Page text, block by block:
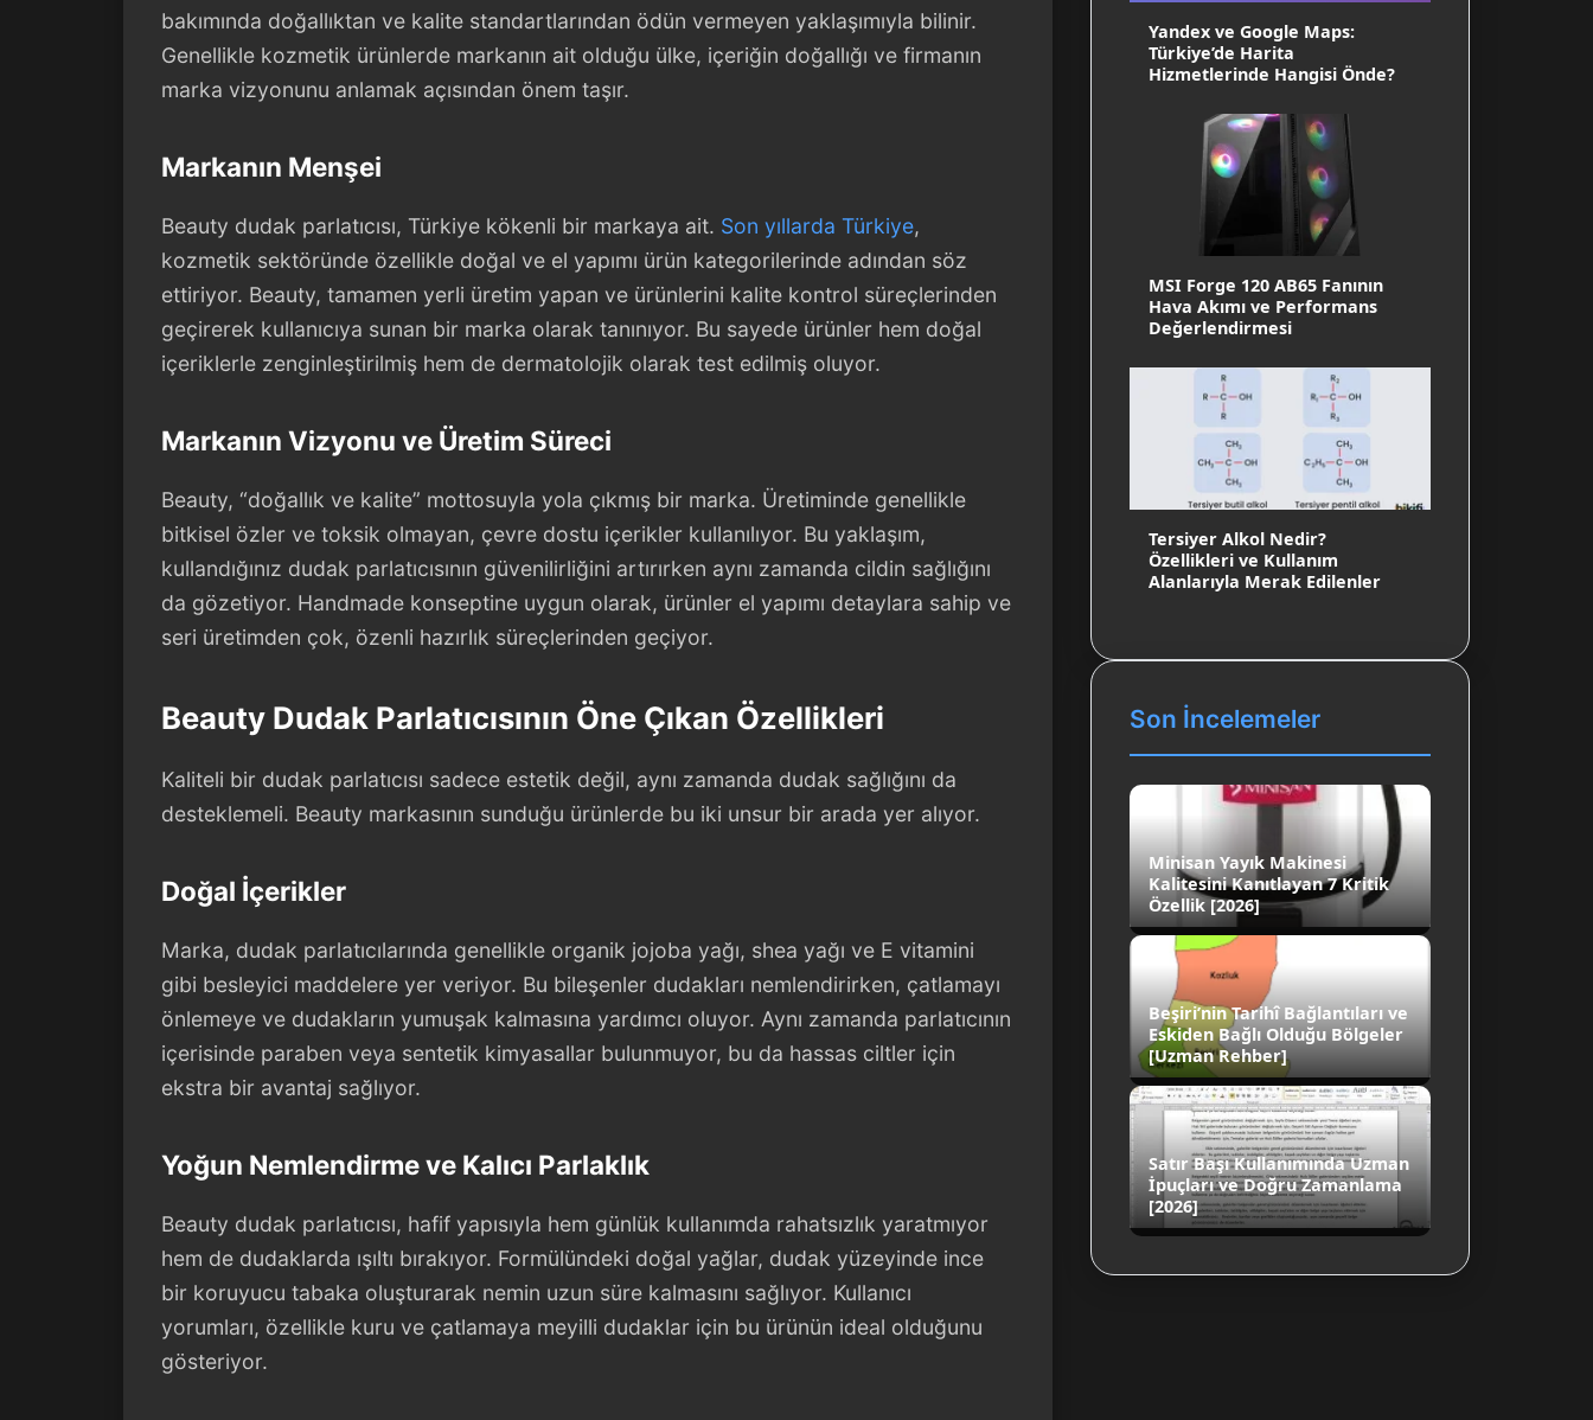
bakımında doğallıktan ve kalite standartlarından ödün vermeyen yaklaşımıyla bilinir.
Genellikle kozmetik ürünlerde markanın ait olduğu ülke, içeriğin doğallığı ve firmanın
marka vizyonunu anlamak açısından önem taşır.
Markanın Menşei
Beauty dudak parlatıcısı, Türkiye kökenli bir markaya ait. Son yıllarda Türkiye,
kozmetik sektöründe özellikle doğal ve el yapımı ürün kategorilerinde adından söz
ettiriyor. Beauty, tamamen yerli üretim yapan ve ürünlerini kalite kontrol süreçlerinden
geçirerek kullanıcıya sunan bir marka olarak tanınıyor. Bu sayede ürünler hem doğal
içeriklerle zenginleştirilmiş hem de dermatolojik olarak test edilmiş oluyor.
Markanın Vizyonu ve Üretim Süreci
Beauty, “doğallık ve kalite” mottosuyla yola çıkmış bir marka. Üretiminde genellikle
bitkisel özler ve toksik olmayan, çevre dostu içerikler kullanılıyor. Bu yaklaşım,
kullandığınız dudak parlatıcısının güvenilirliğini artırırken aynı zamanda cildin sağlığını
da gözetiyor. Handmade konseptine uygun olarak, ürünler el yapımı detaylara sahip ve
seri üretimden çok, özenli hazırlık süreçlerinden geçiyor.
Beauty Dudak Parlatıcısının Öne Çıkan Özellikleri
Kaliteli bir dudak parlatıcısı sadece estetik değil, aynı zamanda dudak sağlığını da
desteklemeli. Beauty markasının sunduğu ürünlerde bu iki unsur bir arada yer alıyor.
Doğal İçerikler
Marka, dudak parlatıcılarında genellikle organik jojoba yağı, shea yağı ve E vitamini
gibi besleyici maddelere yer veriyor. Bu bileşenler dudakları nemlendirirken, çatlamayı
önlemeye ve dudakların yumuşak kalmasına yardımcı oluyor. Aynı zamanda parlatıcının
içerisinde paraben veya sentetik kimyasallar bulunmuyor, bu da hassas ciltler için
ekstra bir avantaj sağlıyor.
Yoğun Nemlendirme ve Kalıcı Parlaklık
Beauty dudak parlatıcısı, hafif yapısıyla hem günlük kullanımda rahatsızlık yaratmıyor
hem de dudaklarda ışıltı bırakıyor. Formülündeki doğal yağlar, dudak yüzeyinde ince
bir koruyucu tabaka oluşturarak nemin uzun süre kalmasını sağlıyor. Kullanıcı
yorumları, özellikle kuru ve çatlamaya meyilli dudaklar için bu ürünün ideal olduğunu
gösteriyor.
Yandex ve Google Maps:
Türkiye’de Harita
Hizmetlerinde Hangisi Önde?
MSI Forge 120 AB65 Fanının
Hava Akımı ve Performans
Değerlendirmesi
Tersiyer Alkol Nedir?
Özellikleri ve Kullanım
Alanlarıyla Merak Edilenler
Son İncelemeler
Minisan Yayık Makinesi
Kalitesini Kanıtlayan 7 Kritik
Özellik [2026]
Beşiri’nin Tarihî Bağlantıları ve
Eskiden Bağlı Olduğu Bölgeler
[Uzman Rehber]
Satır Başı Kullanımında Uzman
İpuçları ve Doğru Zamanlama
[2026]